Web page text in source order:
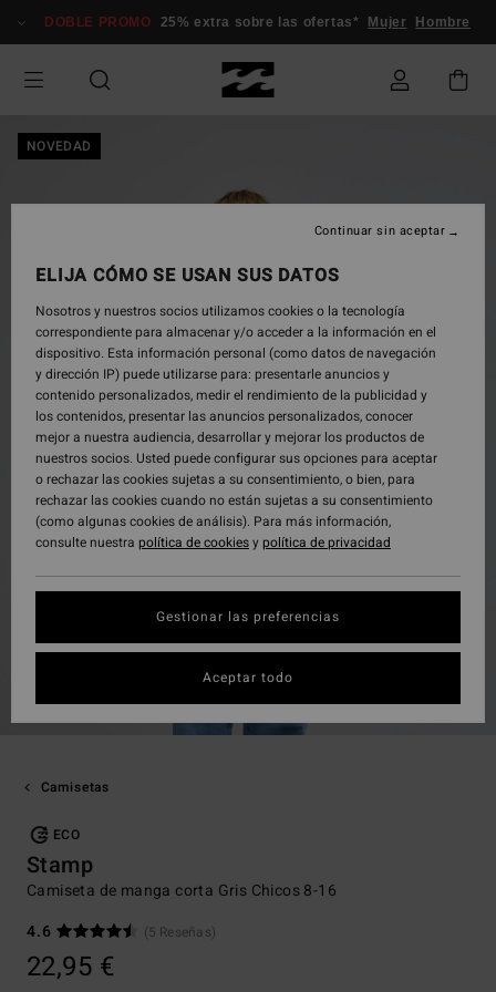
información
DOBLE PROMO 25% extra sobre las ofertas* Mujer Hombre
NOVEDAD
Camisetas
ECO
Stamp
Camiseta de manga corta Gris Chicos 8-16
4.6
(5 Reseñas)
22,95 €
ELIJA CÓMO SE USAN SUS DATOS
Nosotros y nuestros socios utilizamos cookies o la tecnología
correspondiente para almacenar y/o acceder a la información en el
dispositivo. Esta información personal (como datos de navegación
y dirección IP) puede utilizarse para: presentarle anuncios y
contenido personalizados, medir el rendimiento de la publicidad y
los contenidos, presentar las anuncios personalizados, conocer
mejor a nuestra audiencia, desarrollar y mejorar los productos de
nuestros socios. Usted puede configurar sus opciones para aceptar
o rechazar las cookies sujetas a su consentimiento, o bien, para
rechazar las cookies cuando no están sujetas a su consentimiento
(como algunas cookies de análisis). Para más información,
consulte nuestra política de cookiesypolítica de privacidad
Gestionar las preferencias
Continuar sin aceptar
Aceptar todo